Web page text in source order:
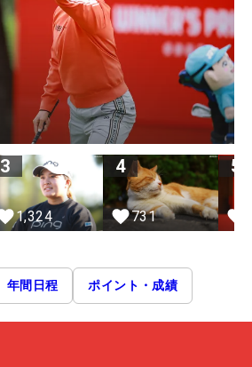
3
1,324
4
731
5
年間日程 ポイント・成績